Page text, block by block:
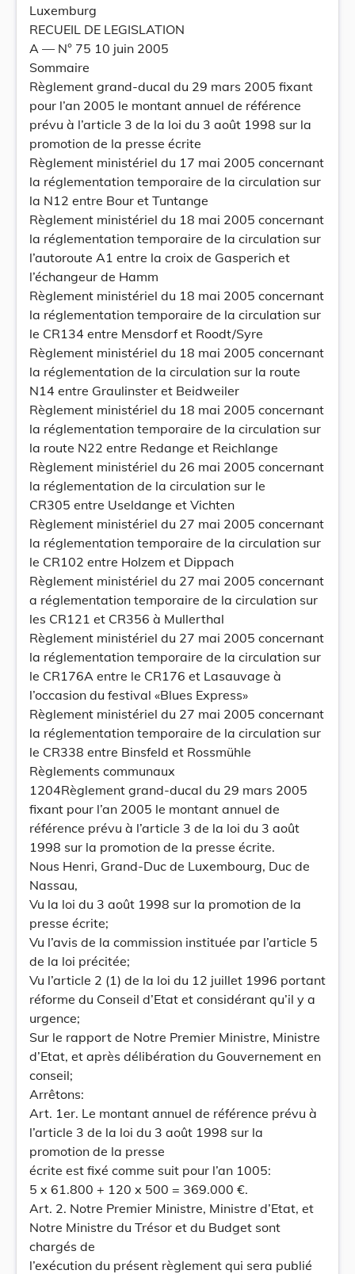
Luxemburg
RECUEIL DE LEGISLATION
A –– N° 75 10 juin 2005
Sommaire
Règlement grand-ducal du 29 mars 2005 fixant
pour l’an 2005 le montant annuel de référence
prévu à l’article 3 de la loi du 3 août 1998 sur la
promotion de la presse écrite
Règlement ministériel du 17 mai 2005 concernant
la réglementation temporaire de la circulation sur
la N12 entre Bour et Tuntange
Règlement ministériel du 18 mai 2005 concernant
la réglementation temporaire de la circulation sur
l’autoroute A1 entre la croix de Gasperich et
l’échangeur de Hamm
Règlement ministériel du 18 mai 2005 concernant
la réglementation temporaire de la circulation sur
le CR134 entre Mensdorf et Roodt/Syre
Règlement ministériel du 18 mai 2005 concernant
la réglementation de la circulation sur la route
N14 entre Graulinster et Beidweiler
Règlement ministériel du 18 mai 2005 concernant
la réglementation temporaire de la circulation sur
la route N22 entre Redange et Reichlange
Règlement ministériel du 26 mai 2005 concernant
la réglementation de la circulation sur le
CR305 entre Useldange et Vichten
Règlement ministériel du 27 mai 2005 concernant
la réglementation temporaire de la circulation sur
le CR102 entre Holzem et Dippach
Règlement ministériel du 27 mai 2005 concernant
a réglementation temporaire de la circulation sur
les CR121 et CR356 à Mullerthal
Règlement ministériel du 27 mai 2005 concernant
la réglementation temporaire de la circulation sur
le CR176A entre le CR176 et Lasauvage à
l’occasion du festival «Blues Express»
Règlement ministériel du 27 mai 2005 concernant
la réglementation temporaire de la circulation sur
le CR338 entre Binsfeld et Rossmühle
Règlements communaux
1204Règlement grand-ducal du 29 mars 2005
fixant pour l’an 2005 le montant annuel de
référence prévu à l’article 3 de la loi du 3 août
1998 sur la promotion de la presse écrite.
Nous Henri, Grand-Duc de Luxembourg, Duc de
Nassau,
Vu la loi du 3 août 1998 sur la promotion de la
presse écrite;
Vu l’avis de la commission instituée par l’article 5
de la loi précitée;
Vu l’article 2 (1) de la loi du 12 juillet 1996 portant
réforme du Conseil d’Etat et considérant qu’il y a
urgence;
Sur le rapport de Notre Premier Ministre, Ministre
d’Etat, et après délibération du Gouvernement en
conseil;
Arrêtons:
Art. 1er. Le montant annuel de référence prévu à
l’article 3 de la loi du 3 août 1998 sur la
promotion de la presse
écrite est fixé comme suit pour l’an 1005:
5 x 61.800 + 120 x 500 = 369.000 €.
Art. 2. Notre Premier Ministre, Ministre d’Etat, et
Notre Ministre du Trésor et du Budget sont
chargés de
l’exécution du présent règlement qui sera publié